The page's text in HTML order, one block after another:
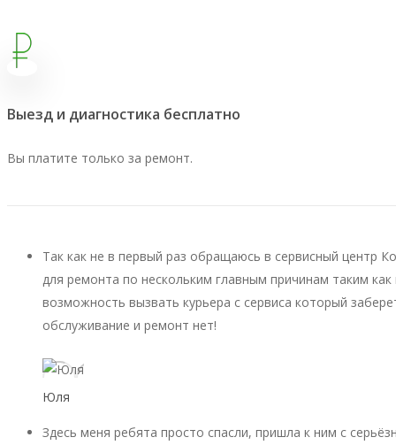
Выезд и диагностика бесплатно
Вы платите только за ремонт.
Так как не в первый раз обращаюсь в сервисный центр
для ремонта по нескольким главным причинам таким
возможность вызвать курьера с сервиса который
обслуживание и ремонт нет!
Юля
Здесь меня ребята просто спасли, пришла к ним с